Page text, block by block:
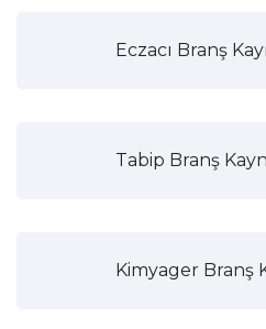
Eczacı Branş
Tabip Branş
Kimyager Branş